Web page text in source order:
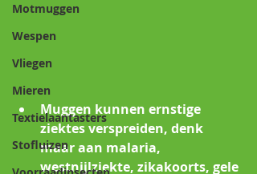
Motmuggen
Wespen
Vliegen
Mieren
Textielaantasters
Stofluizen
Muggen kunnen ernstige
ziektes verspreiden, denk
maar aan malaria,
westnijlziekte, zikakoorts, gele